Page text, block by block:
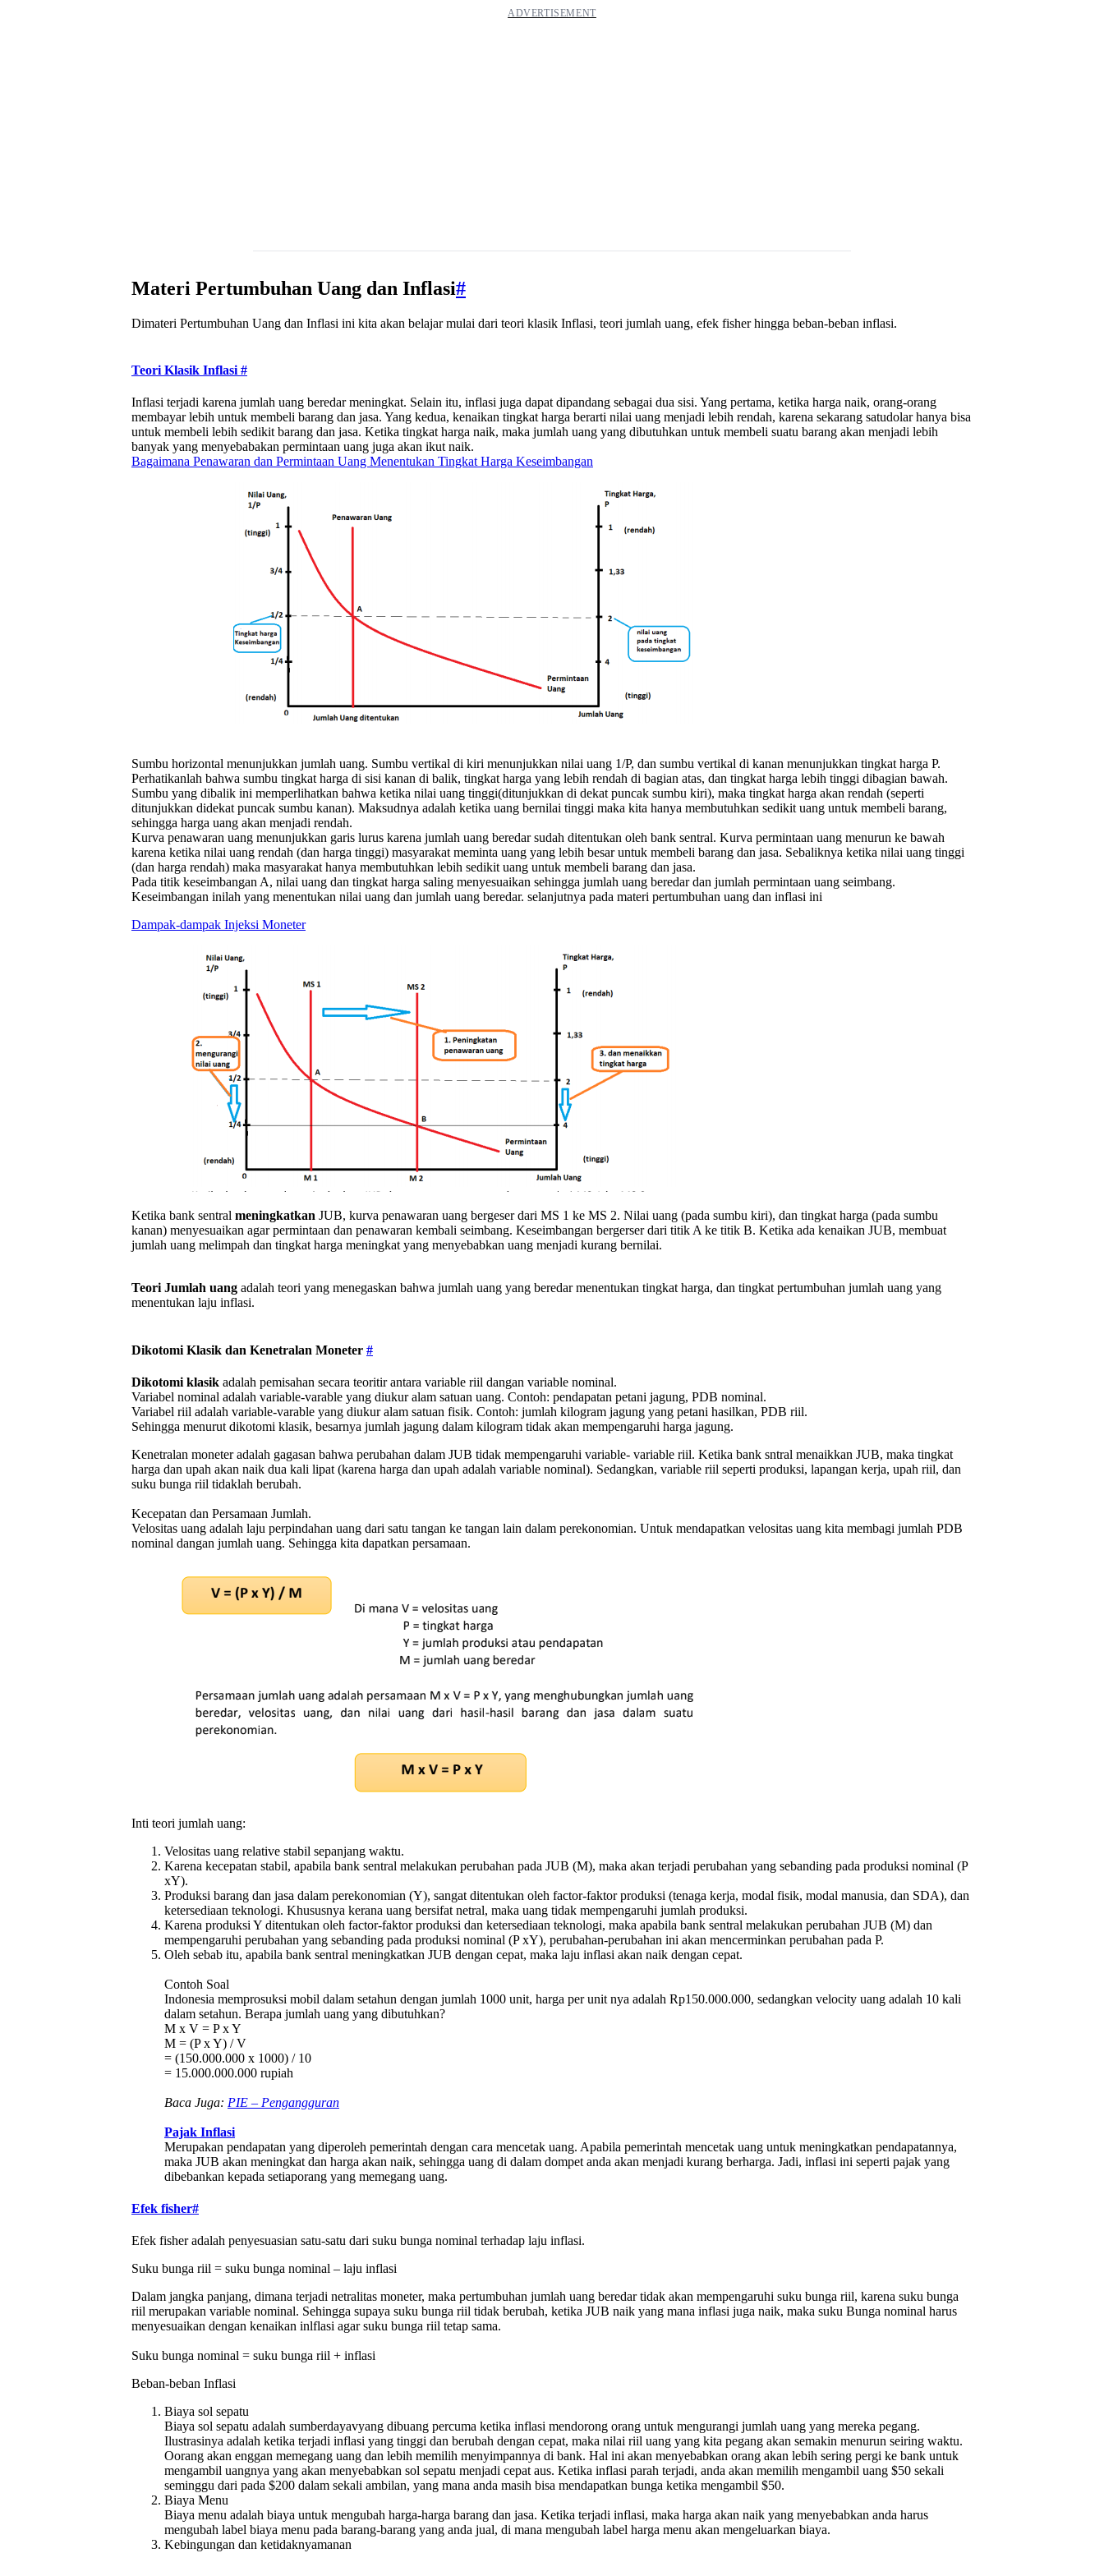
Materi Pertumbuhan Uang dan Inflasi#
Dimateri Pertumbuhan Uang dan Inflasi ini kita akan belajar mulai dari teori klasik Inflasi, teori jumlah uang, efek fisher hingga beban-beban inflasi.
Teori Klasik Inflasi #
Inflasi terjadi karena jumlah uang beredar meningkat. Selain itu, inflasi juga dapat dipandang sebagai dua sisi. Yang pertama, ketika harga naik, orang-orang
membayar lebih untuk membeli barang dan jasa. Yang kedua, kenaikan tingkat harga berarti nilai uang menjadi lebih rendah, karena sekarang satudolar hanya bisa
untuk membeli lebih sedikit barang dan jasa. Ketika tingkat harga naik, maka jumlah uang yang dibutuhkan untuk membeli suatu barang akan menjadi lebih
banyak yang menyebabakan permintaan uang juga akan ikut naik.
Bagaimana Penawaran dan Permintaan Uang Menentukan Tingkat Harga Keseimbangan
Sumbu horizontal menunjukkan jumlah uang. Sumbu vertikal di kiri menunjukkan nilai uang 1/P, dan sumbu vertikal di kanan menunjukkan tingkat harga P.
Perhatikanlah bahwa sumbu tingkat harga di sisi kanan di balik, tingkat harga yang lebih rendah di bagian atas, dan tingkat harga lebih tinggi dibagian bawah.
Sumbu yang dibalik ini memperlihatkan bahwa ketika nilai uang tinggi(ditunjukkan di dekat puncak sumbu kiri), maka tingkat harga akan rendah (seperti
ditunjukkan didekat puncak sumbu kanan). Maksudnya adalah ketika uang bernilai tinggi maka kita hanya membutuhkan sedikit uang untuk membeli barang,
sehingga harga uang akan menjadi rendah.
Kurva penawaran uang menunjukkan garis lurus karena jumlah uang beredar sudah ditentukan oleh bank sentral. Kurva permintaan uang menurun ke bawah
karena ketika nilai uang rendah (dan harga tinggi) masyarakat meminta uang yang lebih besar untuk membeli barang dan jasa. Sebaliknya ketika nilai uang tinggi
(dan harga rendah) maka masyarakat hanya membutuhkan lebih sedikit uang untuk membeli barang dan jasa.
Pada titik keseimbangan A, nilai uang dan tingkat harga saling menyesuaikan sehingga jumlah uang beredar dan jumlah permintaan uang seimbang.
Keseimbangan inilah yang menentukan nilai uang dan jumlah uang beredar. selanjutnya pada materi pertumbuhan uang dan inflasi ini
Dampak-dampak Injeksi Moneter
Ketika bank sentral meningkatkan JUB, kurva penawaran uang bergeser dari MS 1 ke MS 2. Nilai uang (pada sumbu kiri), dan tingkat harga (pada sumbu
kanan) menyesuaikan agar permintaan dan penawaran kembali seimbang. Keseimbangan bergerser dari titik A ke titik B. Ketika ada kenaikan JUB, membuat
jumlah uang melimpah dan tingkat harga meningkat yang menyebabkan uang menjadi kurang bernilai.
Teori Jumlah uang adalah teori yang menegaskan bahwa jumlah uang yang beredar menentukan tingkat harga, dan tingkat pertumbuhan jumlah uang yang
menentukan laju inflasi.
Dikotomi Klasik dan Kenetralan Moneter #
Dikotomi klasik adalah pemisahan secara teoritir antara variable riil dangan variable nominal.
Variabel nominal adalah variable-varable yang diukur alam satuan uang. Contoh: pendapatan petani jagung, PDB nominal.
Variabel riil adalah variable-varable yang diukur alam satuan fisik. Contoh: jumlah kilogram jagung yang petani hasilkan, PDB riil.
Sehingga menurut dikotomi klasik, besarnya jumlah jagung dalam kilogram tidak akan mempengaruhi harga jagung.
Kenetralan moneter adalah gagasan bahwa perubahan dalam JUB tidak mempengaruhi variable- variable riil. Ketika bank sntral menaikkan JUB, maka tingkat
harga dan upah akan naik dua kali lipat (karena harga dan upah adalah variable nominal). Sedangkan, variable riil seperti produksi, lapangan kerja, upah riil, dan
suku bunga riil tidaklah berubah.
Kecepatan dan Persamaan Jumlah.
Velositas uang adalah laju perpindahan uang dari satu tangan ke tangan lain dalam perekonomian. Untuk mendapatkan velositas uang kita membagi jumlah PDB
nominal dangan jumlah uang. Sehingga kita dapatkan persamaan.
Inti teori jumlah uang:
Velositas uang relative stabil sepanjang waktu.
Karena kecepatan stabil, apabila bank sentral melakukan perubahan pada JUB (M), maka akan terjadi perubahan yang sebanding pada produksi nominal (P
xY).
Produksi barang dan jasa dalam perekonomian (Y), sangat ditentukan oleh factor-faktor produksi (tenaga kerja, modal fisik, modal manusia, dan SDA), dan
ketersediaan teknologi. Khususnya kerana uang bersifat netral, maka uang tidak mempengaruhi jumlah produksi.
Karena produksi Y ditentukan oleh factor-faktor produksi dan ketersediaan teknologi, maka apabila bank sentral melakukan perubahan JUB (M) dan
mempengaruhi perubahan yang sebanding pada produksi nominal (P xY), perubahan-perubahan ini akan mencerminkan perubahan pada P.
Oleh sebab itu, apabila bank sentral meningkatkan JUB dengan cepat, maka laju inflasi akan naik dengan cepat.
Contoh Soal
Indonesia memprosuksi mobil dalam setahun dengan jumlah 1000 unit, harga per unit nya adalah Rp150.000.000, sedangkan velocity uang adalah 10 kali
dalam setahun. Berapa jumlah uang yang dibutuhkan?
M x V = P x Y
M = (P x Y) / V
= (150.000.000 x 1000) / 10
= 15.000.000.000 rupiah
Baca Juga: PIE – Pengangguran
Pajak Inflasi
Merupakan pendapatan yang diperoleh pemerintah dengan cara mencetak uang. Apabila pemerintah mencetak uang untuk meningkatkan pendapatannya,
maka JUB akan meningkat dan harga akan naik, sehingga uang di dalam dompet anda akan menjadi kurang berharga. Jadi, inflasi ini seperti pajak yang
dibebankan kepada setiaporang yang memegang uang.
Efek fisher#
Efek fisher adalah penyesuasian satu-satu dari suku bunga nominal terhadap laju inflasi.
Suku bunga riil = suku bunga nominal – laju inflasi
Dalam jangka panjang, dimana terjadi netralitas moneter, maka pertumbuhan jumlah uang beredar tidak akan mempengaruhi suku bunga riil, karena suku bunga
riil merupakan variable nominal. Sehingga supaya suku bunga riil tidak berubah, ketika JUB naik yang mana inflasi juga naik, maka suku Bunga nominal harus
menyesuaikan dengan kenaikan inlflasi agar suku bunga riil tetap sama.
Suku bunga nominal = suku bunga riil + inflasi
Beban-beban Inflasi
Biaya sol sepatu
Biaya sol sepatu adalah sumberdayavyang dibuang percuma ketika inflasi mendorong orang untuk mengurangi jumlah uang yang mereka pegang.
Ilustrasinya adalah ketika terjadi inflasi yang tinggi dan berubah dengan cepat, maka nilai riil uang yang kita pegang akan semakin menurun seiring waktu.
Oorang akan enggan memegang uang dan lebih memilih menyimpannya di bank. Hal ini akan menyebabkan orang akan lebih sering pergi ke bank untuk
mengambil uangnya yang akan menyebabkan sol sepatu menjadi cepat aus. Ketika inflasi parah terjadi, anda akan memilih mengambil uang $50 sekali
seminggu dari pada $200 dalam sekali ambilan, yang mana anda masih bisa mendapatkan bunga ketika mengambil $50.
Biaya Menu
Biaya menu adalah biaya untuk mengubah harga-harga barang dan jasa. Ketika terjadi inflasi, maka harga akan naik yang menyebabkan anda harus
mengubah label biaya menu pada barang-barang yang anda jual, di mana mengubah label harga menu akan mengeluarkan biaya.
Kebingungan dan ketidaknyamanan